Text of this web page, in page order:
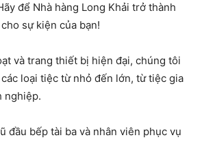
để Nhà hàng Long Khải trở thành
sự kiện của bạn!
và trang thiết bị hiện đại, chúng tôi
loại tiệc từ nhỏ đến lớn, từ tiệc gia
nghiệp.
đầu bếp tài ba và nhân viên phục vụ